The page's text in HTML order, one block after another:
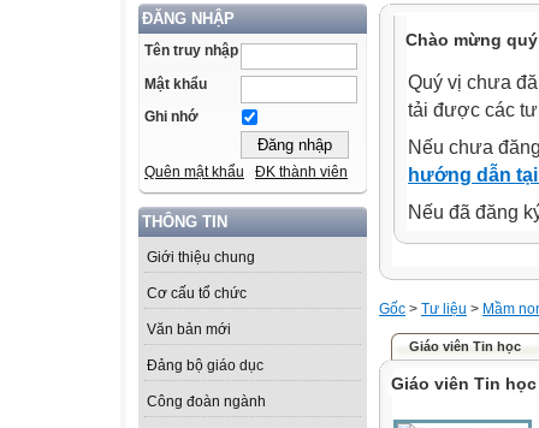
ĐĂNG NHẬP
Tên truy nhập
Mật khẩu
Ghi nhớ
Quên mật khẩu ĐK thành viên
THÔNG TIN
Giới thiệu chung
Cơ cấu tổ chức
Văn bản mới
Đảng bộ giáo dục
Công đoàn ngành
Chào mừng
Quý vị chưa
tải được các
Nếu chưa
hướng dẫn
Nếu đã đăng
Gốc > Tư liệu > Mầm
Giáo viên Tin học
Giáo viên Tin học